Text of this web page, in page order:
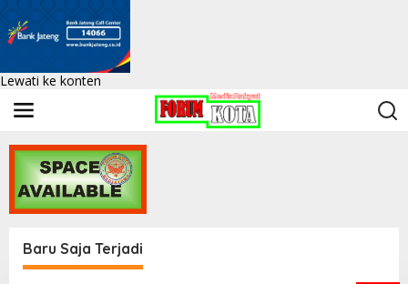
Lewati ke konten
Baru Saja Terjadi